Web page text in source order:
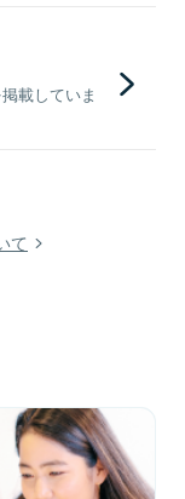
載していま
て